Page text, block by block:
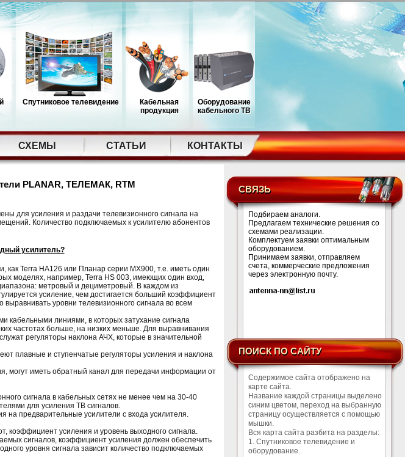
Спутниковое телевидение
Кабельная
продукция
Оборудование
кабельного ТВ
СХЕМЫ СТАТЬИ КОНТАКТЫ
PLANAR, ТЕЛЕМАК, RTM
для усиления и раздачи телевизионного сигнала на
Количество подключаемых к усилителю абонентов
усилитель?
Terra HA126 или Планар серии МХ900, т.е. иметь один
моделях, например, Terra HS 003, имеющих один вход,
метровый и дециметровый. В каждом из
усиление, чем достигается больший коэффициент
уровни телевизионного сигнала во всем
линиями, в которых затухание сигнала
частотах больше, на низких меньше. Для выравнивания
регуляторы наклона АЧХ, которые в значительной
плавные и ступенчатые регуляторы усиления и наклона
могут иметь обратный канал для передачи информации от
сигнала в кабельных сетях не менее чем на 30-40
для усиления ТВ сигналов.
на предварительные усилители с входа усилителя.
коэффициент усиления и уровень выходного сигнала.
сигналов, коэффициент усиления должен обеспечить
уровня сигнала зависит количество подключаемых
СВЯЗЬ
Подбираем аналоги.
Предлагаем технические решения со
схемами реализации.
Комплектуем заявки оптимальным
оборудованием.
Принимаем заявки, отправляем
счета, коммерческие предложения
через электронную почту.
ПОИСК ПО САЙТУ
Содержимое сайта отображено на
карте сайта.
Название каждой страницы выделено
синим цветом, переход на выбранную
страницу осуществляется с помощью
мышки.
Вся карта сайта разбита на разделы:
1. Спутниковое телевидение и
оборудование.